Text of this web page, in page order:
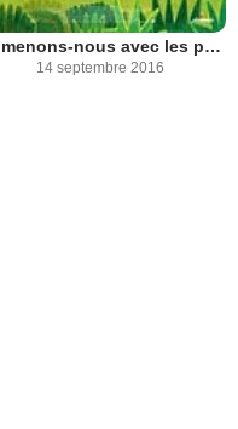
Promenons-nous avec les petits loups
14 septembre 2016